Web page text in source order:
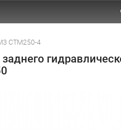
CTM250-4